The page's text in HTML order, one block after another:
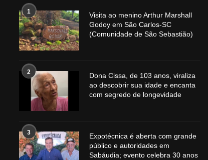
1
Visita ao menino Arthur Marshall
Godoy em São Carlos-SC
(Comunidade de São Sebastião)
2
Dona Cissa, de 103 anos, viraliza
ao descobrir sua idade e encanta
com segredo de longevidade
3
Expotécnica é aberta com grande
público e autoridades em
Sabáudia; evento celebra 30 anos